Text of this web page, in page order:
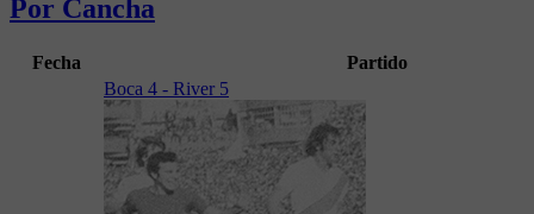
Por Cancha
Fecha Partido
Boca 4 - River 5